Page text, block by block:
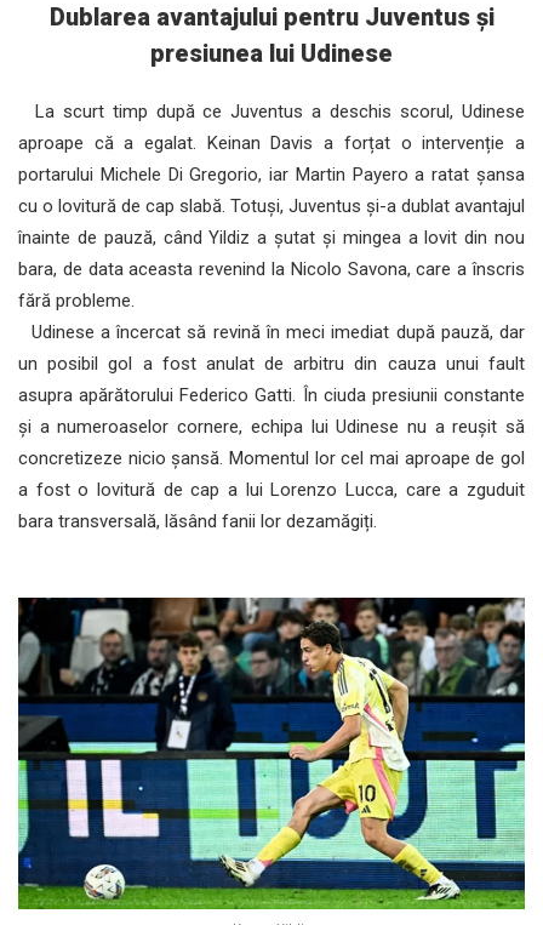
Dublarea avantajului pentru Juventus și
presiunea lui Udinese
La scurt timp după ce Juventus a deschis scorul, Udinese
aproape că a egalat. Keinan Davis a forțat o intervenție a
portarului Michele Di Gregorio, iar Martin Payero a ratat șansa
cu o lovitură de cap slabă. Totuși, Juventus și-a dublat avantajul
înainte de pauză, când Yildiz a șutat și mingea a lovit din nou
bara, de data aceasta revenind la Nicolo Savona, care a înscris
fără probleme.
Udinese a încercat să revină în meci imediat după pauză, dar
un posibil gol a fost anulat de arbitru din cauza unui fault
asupra apărătorului Federico Gatti. În ciuda presiunii constante
și a numeroaselor cornere, echipa lui Udinese nu a reușit să
concretizeze nicio șansă. Momentul lor cel mai aproape de gol
a fost o lovitură de cap a lui Lorenzo Lucca, care a zguduit
bara transversală, lăsând fanii lor dezamăgiți.